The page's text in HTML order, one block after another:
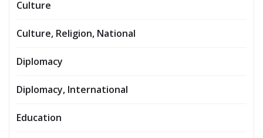
Culture
Culture, Religion, National
Diplomacy
Diplomacy, International
Education